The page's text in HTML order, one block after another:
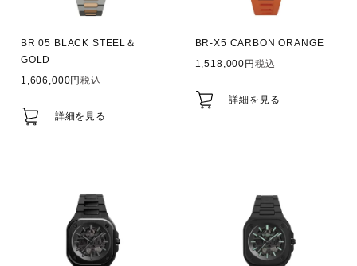
BR 05 BLACK STEEL＆
GOLD
1,606,000
税込
詳細を見る
BR-X5 CARBON ORANGE
1,518,000
税込
詳細を見る